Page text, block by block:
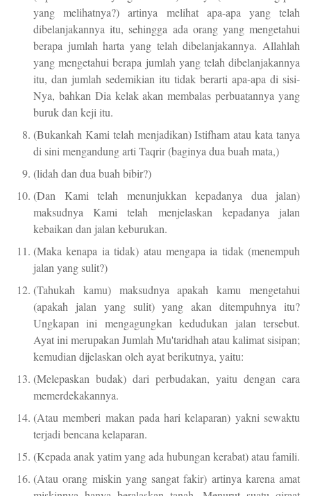
yang melihatnya?) artinya melihat apa-apa yang telah
dibelanjakannya itu, sehingga ada orang yang mengetahui
berapa jumlah harta yang telah dibelanjakannya. Allahlah
yang mengetahui berapa jumlah yang telah dibelanjakannya
itu, dan jumlah sedemikian itu tidak berarti apa-apa di sisi-
Nya, bahkan Dia kelak akan membalas perbuatannya yang
buruk dan keji itu.
(Bukankah Kami telah menjadikan) Istifham atau kata tanya
di sini mengandung arti Taqrir (baginya dua buah mata,)
(lidah dan dua buah bibir?)
(Dan Kami telah menunjukkan kepadanya dua jalan)
maksudnya Kami telah menjelaskan kepadanya jalan
kebaikan dan jalan keburukan.
(Maka kenapa ia tidak) atau mengapa ia tidak (menempuh
jalan yang sulit?)
(Tahukah kamu) maksudnya apakah kamu mengetahui
(apakah jalan yang sulit) yang akan ditempuhnya itu?
Ungkapan ini mengagungkan kedudukan jalan tersebut.
Ayat ini merupakan Jumlah Mu'taridhah atau kalimat sisipan;
kemudian dijelaskan oleh ayat berikutnya, yaitu:
(Melepaskan budak) dari perbudakan, yaitu dengan cara
memerdekakannya.
(Atau memberi makan pada hari kelaparan) yakni sewaktu
terjadi bencana kelaparan.
(Kepada anak yatim yang ada hubungan kerabat) atau famili.
(Atau orang miskin yang sangat fakir) artinya karena amat